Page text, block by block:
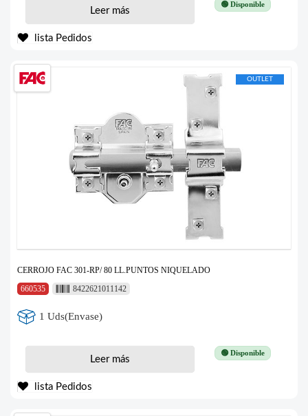
🟢 Disponible
Leer más
lista Pedidos
OUTLET
CERROJO FAC 301-RP/ 80 LL.PUNTOS NIQUELADO
660535
8422621011142
1 Uds(Envase)
🟢 Disponible
Leer más
lista Pedidos